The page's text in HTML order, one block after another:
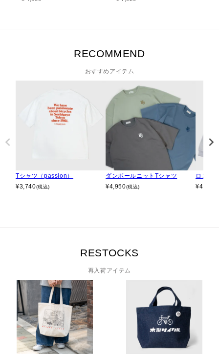
RECOMMEND
おすすめアイテム
Tシャツ（passion）
¥3,740(税込)
ダンボールニットTシャツ
¥4,950(税込)
ロング
¥4,950
RESTOCKS
再入荷アイテム